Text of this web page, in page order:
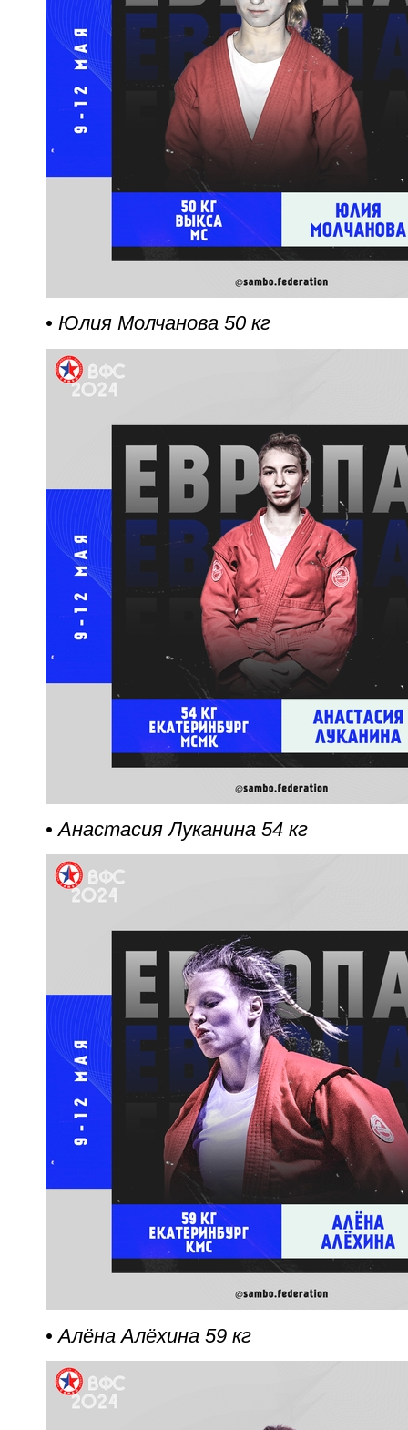
• Юлия Молчанова 50 кг
• Анастасия Луканина 54 кг
• Алёна Алёхина 59 кг